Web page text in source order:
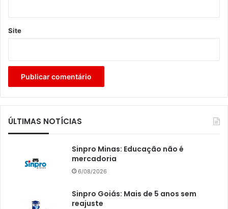
Site
ÚLTIMAS NOTÍCIAS
Sinpro Minas: Educação não é
mercadoria
6/08/2026
Sinpro Goiás: Mais de 5 anos sem
reajuste